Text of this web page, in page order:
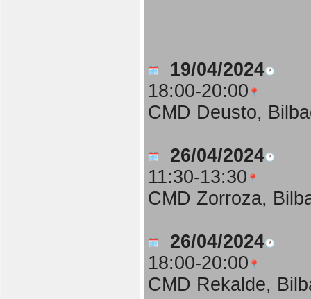
19/04/2024
18:00-20:00
CMD Deusto,
26/04/2024
11:30-13:30
CMD Zorroza,
26/04/2024
18:00-20:00
CMD Rekalde,